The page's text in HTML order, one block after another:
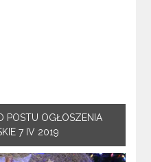
POSTU OGŁOSZENIA
7 IV 2019